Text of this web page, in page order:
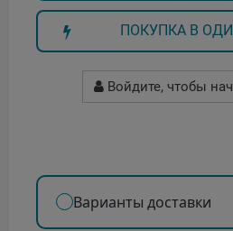
ПОКУПКА В
Войдите, чтобы
Варианты доставки